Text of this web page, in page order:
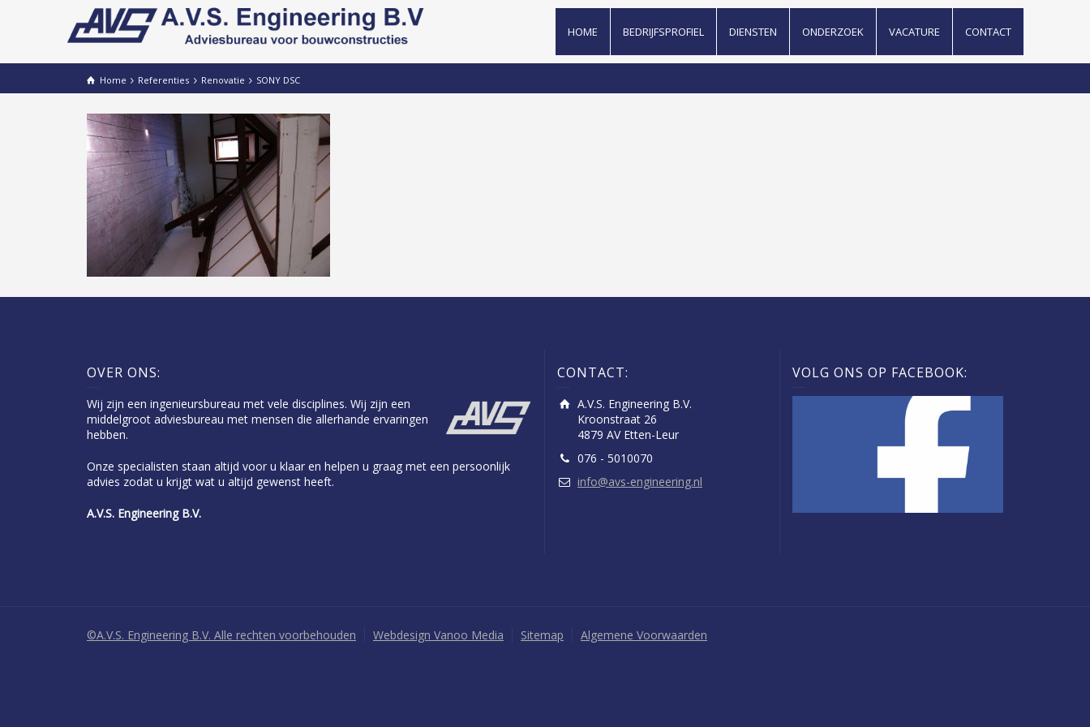
HOME BEDRIJFSPROFIEL DIENSTEN ONDERZOEK VACATURE CONTACT
Home Referenties Renovatie SONY DSC
OVER ONS:
Wij zijn een ingenieursbureau met vele disciplines. Wij zijn een
middelgroot adviesbureau met mensen die allerhande ervaringen
hebben.
Onze specialisten staan altijd voor u klaar en helpen u graag met een persoonlijk
advies zodat u krijgt wat u altijd gewenst heeft.
A.V.S. Engineering B.V.
CONTACT:
A.V.S. Engineering B.V.
Kroonstraat 26
4879 AV Etten-Leur
076 - 5010070
info@avs-engineering.nl
VOLG ONS OP FACEBOOK:
©A.V.S. Engineering B.V. Alle rechten voorbehouden Webdesign Vanoo Media Sitemap Algemene Voorwaarden